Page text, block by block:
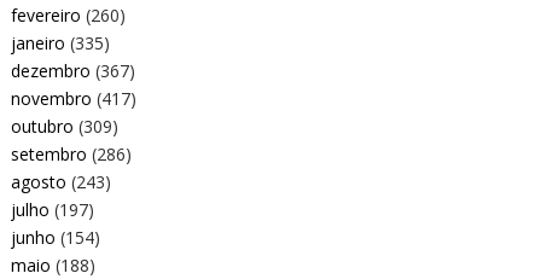
fevereiro (260)
janeiro (335)
dezembro (367)
novembro (417)
outubro (309)
setembro (286)
agosto (243)
julho (197)
junho (154)
maio (188)